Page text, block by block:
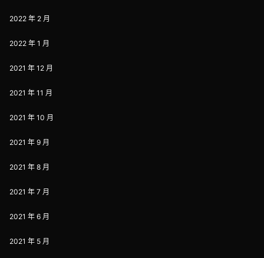
2022 年 2 月
2022 年 1 月
2021 年 12 月
2021 年 11 月
2021 年 10 月
2021 年 9 月
2021 年 8 月
2021 年 7 月
2021 年 6 月
2021 年 5 月